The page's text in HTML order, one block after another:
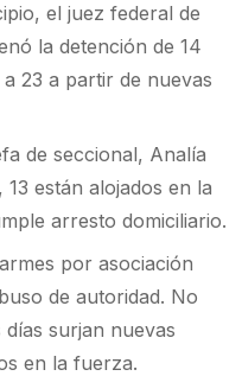
el juez federal de
la detención de 14
23 a partir de nuevas
de seccional, Analía
están alojados en la
arresto domiciliario.
por asociación
de autoridad. No
surjan nuevas
en la fuerza.